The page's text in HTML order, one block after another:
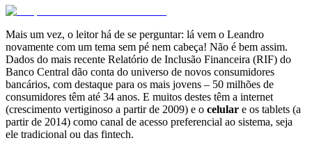
Mais um vez, o leitor há de se perguntar: lá vem o Leandro
novamente com um tema sem pé nem cabeça! Não é bem assim.
Dados do mais recente Relatório de Inclusão Financeira (RIF) do
Banco Central dão conta do universo de novos consumidores
bancários, com destaque para os mais jovens – 50 milhões de
consumidores têm até 34 anos. E muitos destes têm a internet
(crescimento vertiginoso a partir de 2009) e o celular e os tablets (a
partir de 2014) como canal de acesso preferencial ao sistema, seja
ele tradicional ou das fintech.